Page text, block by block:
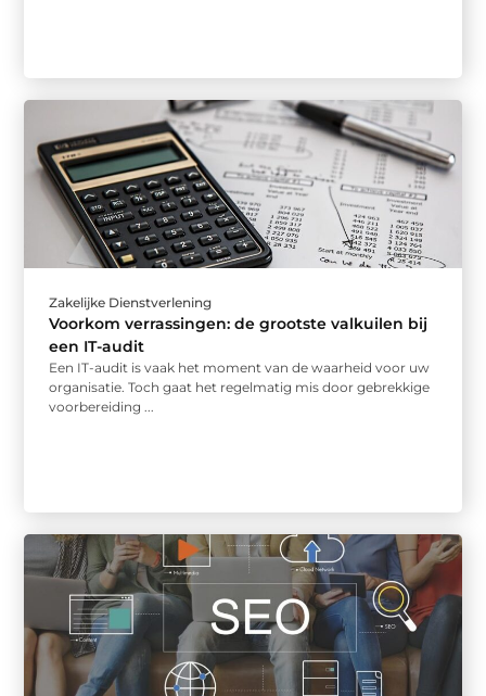
Zakelijke Dienstverlening
Voorkom verrassingen: de grootste valkuilen bij
een IT-audit
Een IT-audit is vaak het moment van de waarheid voor uw
organisatie. Toch gaat het regelmatig mis door gebrekkige
voorbereiding ...